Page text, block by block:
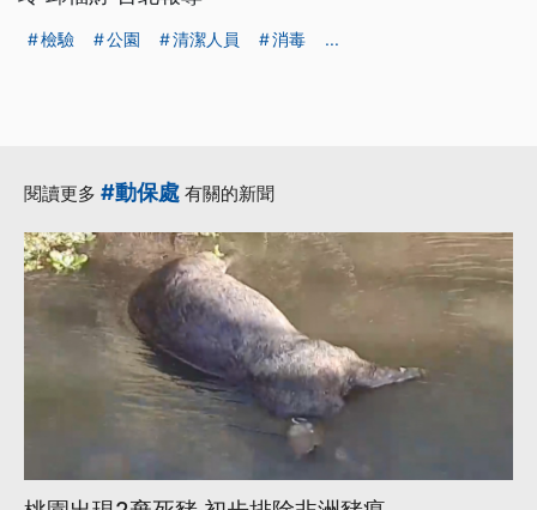
檢驗 公園 清潔人員 消毒 ...
閱讀更多 #動保處 有關的新聞